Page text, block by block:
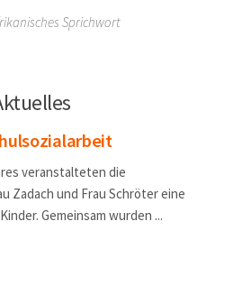
Sprichwort
veranstalteten die
Zadach und Frau Schröter eine
Gemeinsam wurden ...